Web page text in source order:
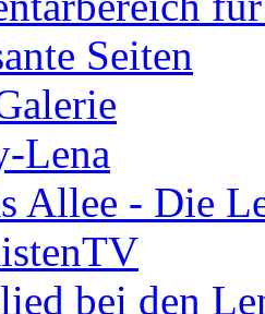
Seiten
Lena
Allee - Die
bei den